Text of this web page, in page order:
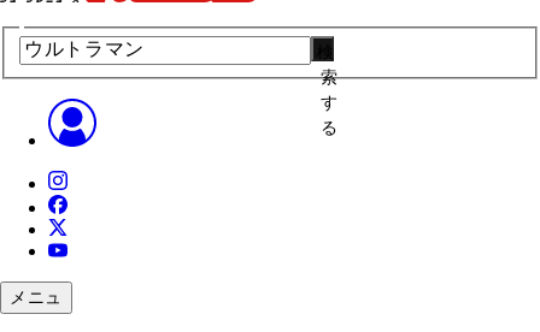
索
す
る
メニュ